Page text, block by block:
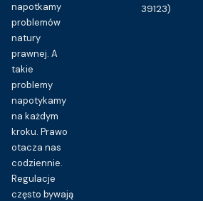
napotkamy
problemów
natury
prawnej. A
takie
problemy
napotykamy
na każdym
kroku. Prawo
otacza nas
codziennie.
Regulacje
często bywają
39123)